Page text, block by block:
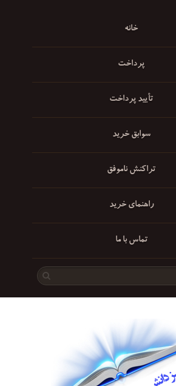
خانه
پرداخت
تأیید پرداخت
سوابق خرید
تراکنش ناموفق
راهنمای خرید
تماس با ما